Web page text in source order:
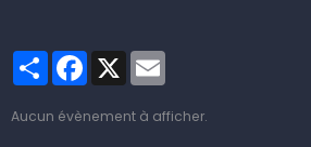
PartagerFacebook
X
Aucun évènement à afficher.